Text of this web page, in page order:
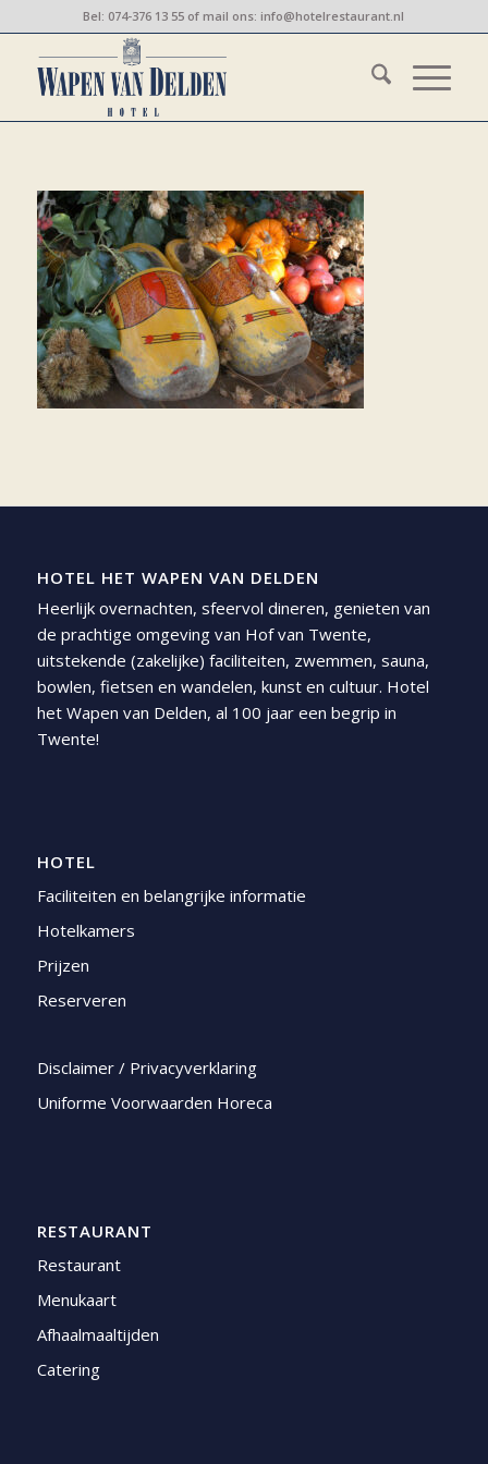
Bel: 074-376 13 55 of mail ons:info@hotelrestaurant.nl
HOTEL HET WAPEN VAN DELDEN
Heerlijk overnachten, sfeervol dineren, genieten van
de prachtige omgeving van Hof van Twente,
uitstekende (zakelijke) faciliteiten, zwemmen, sauna,
bowlen, fietsen en wandelen, kunst en cultuur. Hotel
het Wapen van Delden, al 100 jaar een begrip in
Twente!
HOTEL
Faciliteiten en belangrijke informatie
Hotelkamers
Prijzen
Reserveren
Disclaimer / Privacyverklaring
Uniforme Voorwaarden Horeca
RESTAURANT
Restaurant
Menukaart
Afhaalmaaltijden
Catering